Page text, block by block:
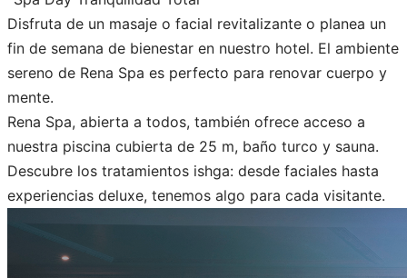
Disfruta de un masaje o facial revitalizante o planea un
fin de semana de bienestar en nuestro hotel. El ambiente
sereno de Rena Spa es perfecto para renovar cuerpo y
mente.
Rena Spa, abierta a todos, también ofrece acceso a
nuestra piscina cubierta de 25 m, baño turco y sauna.
Descubre los tratamientos ishga: desde faciales hasta
experiencias deluxe, tenemos algo para cada visitante.